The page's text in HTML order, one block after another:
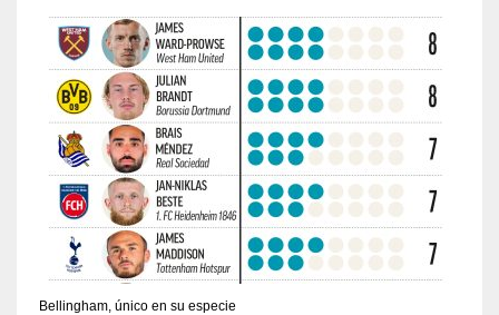
Bellingham, único en su especie